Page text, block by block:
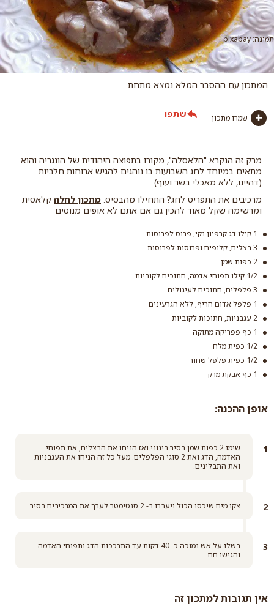
תמונה: pixabay
המתכון עם ההסבר המלא נמצא מתחת
שמרו מתכון שתפו
מרק זה הנקרא "הלאסלה", מקורו בתפוצה היהודית של הונגריה והוא
מתאים במיוחד לחג השבועות בו נוהגים להגיש ארוחות חלביות
(דהיינו, ללא מאכלי בשר ועוף).
מרכיבים את התפריט לחג? התחילו מהבסיס: מתכון לחלה קלאסית
ומרשימה שקל מאוד להכין גם אם אתם לא אופים מנוסים
1 קילו דג קרפיון נקי, פרוס לפרוסות
3 בצלים, קלופים ופרוסות לפרוסות
2 כפות שמן
1/2 קילו תפוחי אדמה, חתוכים לקוביות
3 פלפלים, חתוכים לעיגולים
1 פלפל אדום חריף, ללא הגרעינים
2 עגבניות, חתוכות לקוביות
1 כף פפריקה מתוקה
1/2 כפית מלח
1/2 כפית פלפל שחור
1 כף אבקת מרק
אופן ההכנה:
שימו 2 כפות שמן בסיר בינוני ואז הניחו את הבצלים, את תפוחי
האדמה, הדג ואת 2 סוגי הפלפלים. מעל כל זה הניחו את העגבניות
ואת התבלינים.
צקו מים שיכסו הכול ויעברו ב- 2 סנטימטר לערך את המרכיבים בסיר.
בשלו על אש נמוכה כ- 40 דקות עד התרככות הדג ותפוחי האדמה
והגישו חם.
אין תגובות למתכון זה